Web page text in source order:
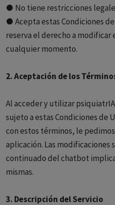
● No tiene restricciones
● Acepta estas Condiciones
reserva el derecho a modificar
cualquier momento.
2. Aceptación de los
Al acceder y utilizar
sujeto a estas Condiciones de
con estos términos, le
aplicación. Las modificaciones
continuado del chatbot
mismas.
3. Descripción del Servicio